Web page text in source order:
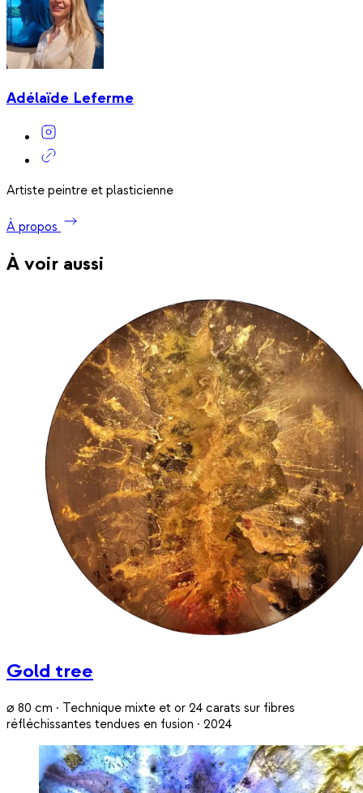
Adélaïde Leferme
Artiste peintre et plasticienne
À propos
À voir aussi
Gold tree
⌀ 80 cm · Technique mixte et or 24 carats sur fibres
réfléchissantes tendues en fusion · 2024